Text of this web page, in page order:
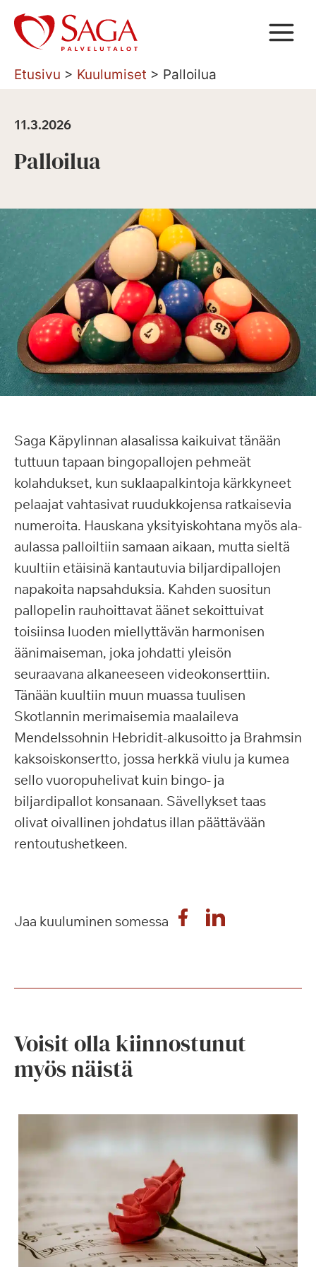
Siirry
sisältöön
Etusivu > Kuulumiset > Palloilua
11.3.2026
Palloilua
Saga Käpylinnan alasalissa kaikuivat tänään
tuttuun tapaan bingopallojen pehmeät
kolahdukset, kun suklaapalkintoja kärkkyneet
pelaajat vahtasivat ruudukkojensa ratkaisevia
numeroita. Hauskana yksityiskohtana myös ala-
aulassa palloiltiin samaan aikaan, mutta sieltä
kuultiin etäisinä kantautuvia biljardipallojen
napakoita napsahduksia. Kahden suositun
pallopelin rauhoittavat äänet sekoittuivat
toisiinsa luoden miellyttävän harmonisen
äänimaiseman, joka johdatti yleisön
seuraavana alkaneeseen videokonserttiin.
Tänään kuultiin muun muassa tuulisen
Skotlannin merimaisemia maalaileva
Mendelssohnin Hebridit-alkusoitto ja Brahmsin
kaksoiskonsertto, jossa herkkä viulu ja kumea
sello vuoropuhelivat kuin bingo- ja
biljardipallot konsanaan. Sävellykset taas
olivat oivallinen johdatus illan päättävään
rentoutushetkeen.
Jaa kuuluminen somessa
Voisit olla kiinnostunut
myös näistä